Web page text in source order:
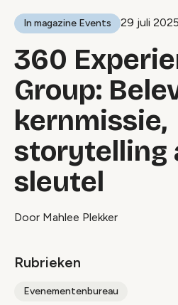
In magazine Events 29 juli 2025
360
Group:
kernmissie,
storytelling
sleutel
Door Mahlee Plekker
Rubrieken
Evenementenbureau